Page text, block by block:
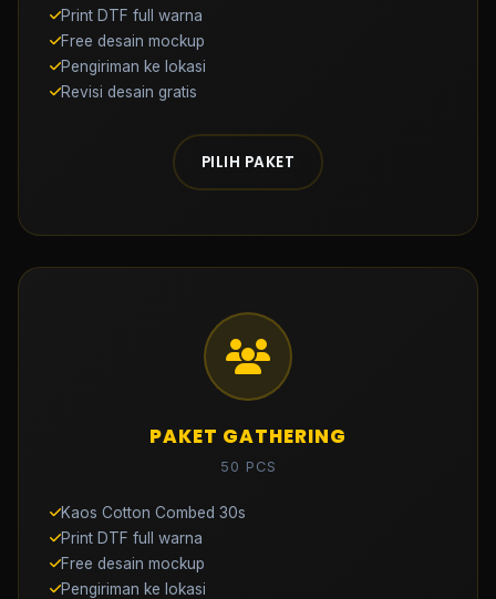
Print DTF full warna
Free desain mockup
Pengiriman ke lokasi
Revisi desain gratis
PILIH PAKET
PAKET GATHERING
50 PCS
Kaos Cotton Combed 30s
Print DTF full warna
Free desain mockup
Pengiriman ke lokasi